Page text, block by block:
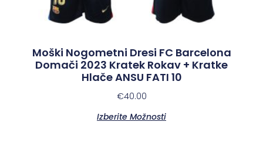
Moški Nogometni Dresi FC Barcelona
Domači 2023 Kratek Rokav + Kratke
Hlače ANSU FATI 10
€40.00
Izberite Možnosti